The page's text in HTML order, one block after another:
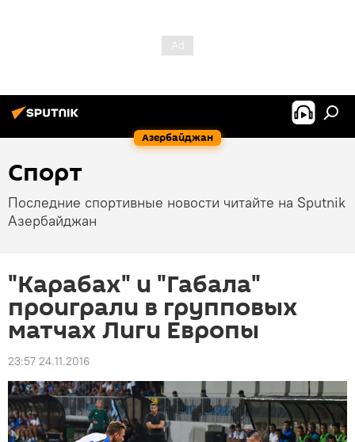
Азербайджан
Спорт
Последние спортивные новости читайте на Sputnik
Азербайджан
"Карабах" и "Габала"
проиграли в групповых
матчах Лиги Европы
23:57 24.11.2016